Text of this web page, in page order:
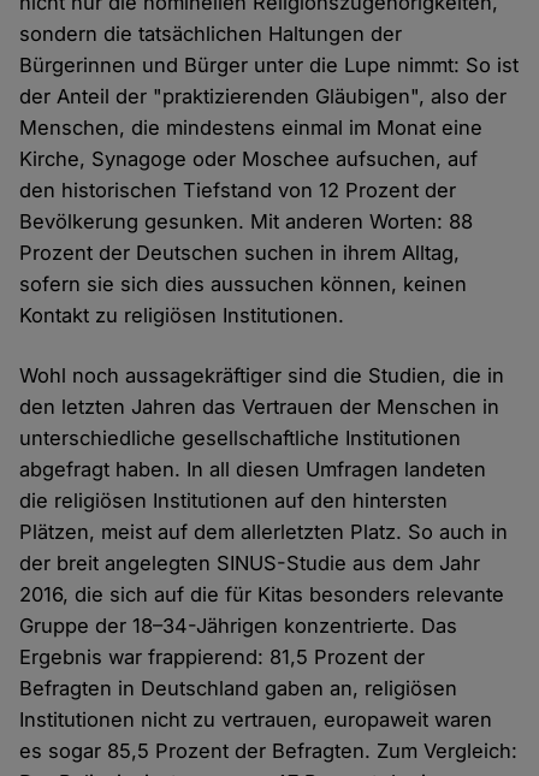
sondern die tatsächlichen Haltungen der
Bürgerinnen und Bürger unter die Lupe nimmt: So ist
der Anteil der "praktizierenden Gläubigen", also der
Menschen, die mindestens einmal im Monat eine
Kirche, Synagoge oder Moschee aufsuchen, auf
den historischen Tiefstand von 12 Prozent der
Bevölkerung gesunken. Mit anderen Worten: 88
Prozent der Deutschen suchen in ihrem Alltag,
sofern sie sich dies aussuchen können, keinen
Kontakt zu religiösen Institutionen.
Wohl noch aussagekräftiger sind die Studien, die in
den letzten Jahren das Vertrauen der Menschen in
unterschiedliche gesellschaftliche Institutionen
abgefragt haben. In all diesen Umfragen landeten
die religiösen Institutionen auf den hintersten
Plätzen, meist auf dem allerletzten Platz. So auch in
der breit angelegten SINUS-Studie aus dem Jahr
2016, die sich auf die für Kitas besonders relevante
Gruppe der 18–34-Jährigen konzentrierte. Das
Ergebnis war frappierend: 81,5 Prozent der
Befragten in Deutschland gaben an, religiösen
Institutionen nicht zu vertrauen, europaweit waren
es sogar 85,5 Prozent der Befragten. Zum Vergleich: